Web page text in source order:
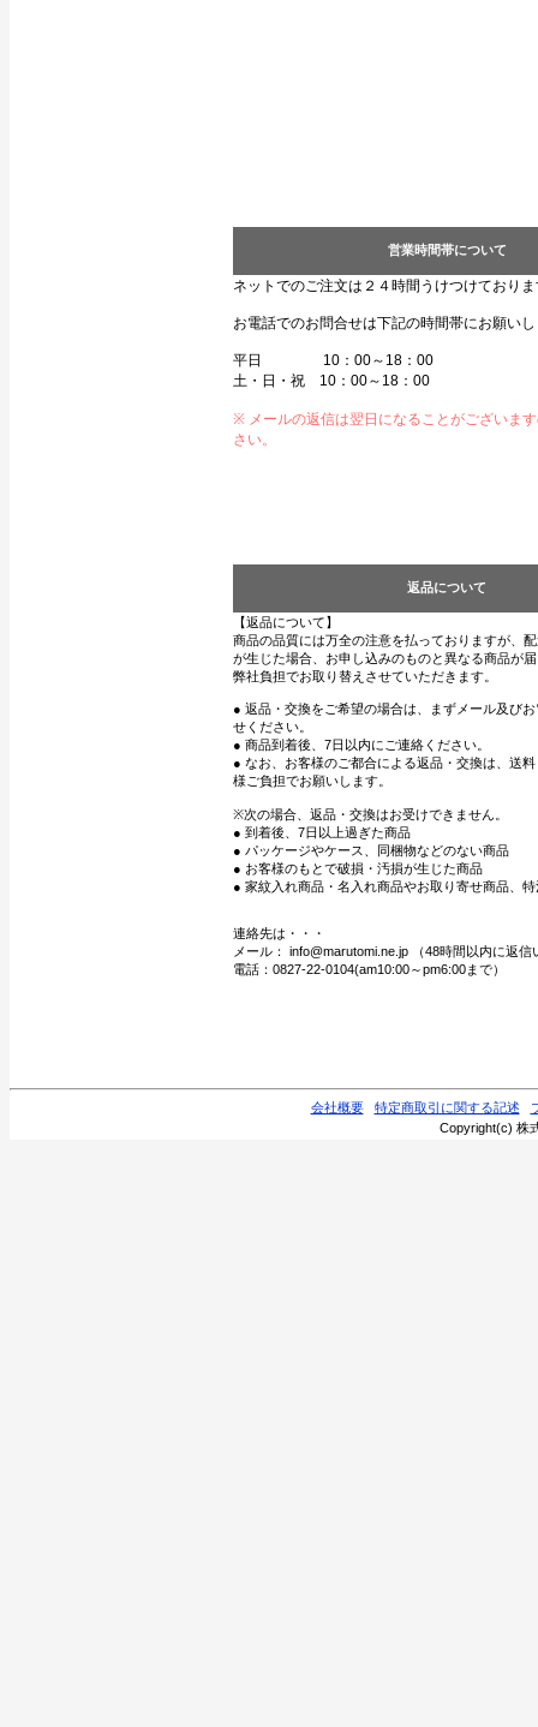
営業時間帯について
ネットでのご注文は２４時間うけつけており
お電話でのお問合せは下記の時間帯にお願い
平日 10：00～18：00
土・日・祝 10：00～18：00
※ メールの返信は翌日になることがございま
さい。
返品について
【返品について】
商品の品質には万全の注意を払っておりますが、
が生じた場合、お申し込みのものと異なる商品が
弊社負担でお取り替えさせていただきます。
● 返品・交換をご希望の場合は、まずメール及び
せください。
● 商品到着後、7日以内にご連絡ください。
● なお、お客様のご都合による返品・交換は、送
様ご負担でお願いします。
※次の場合、返品・交換はお受けできません。
● 到着後、7日以上過ぎた商品
● パッケージやケース、同梱物などのない商品
● お客様のもとで破損・汚損が生じた商品
● 家紋入れ商品・名入れ商品やお取り寄せ商品、
連絡先は・・・
メール： info@marutomi.ne.jp （48時間以内に返信
電話：0827-22-0104(am10:00～pm6:00まで）
会社概要 特定商取引に関する記述
Copyright(c) 株